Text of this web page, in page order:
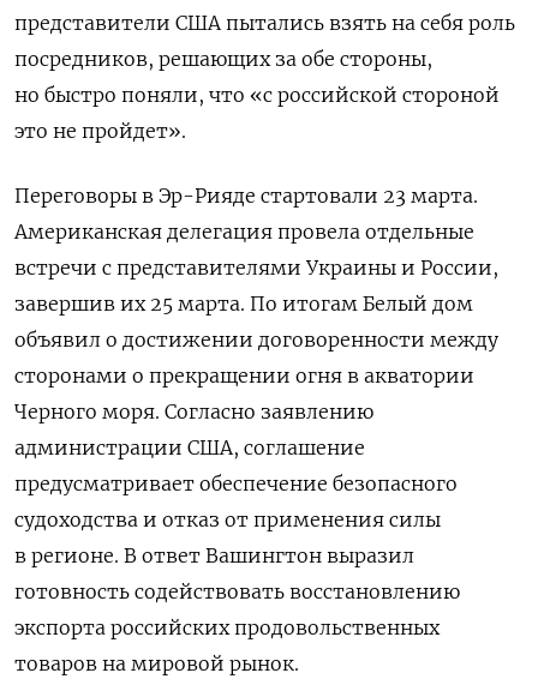
представители США пытались взять на себя роль
посредников, решающих за обе стороны,
но быстро поняли, что «с российской стороной
это не пройдет».
Переговоры в Эр-Рияде стартовали 23 марта.
Американская делегация провела отдельные
встречи с представителями Украины и России,
завершив их 25 марта. По итогам Белый дом
объявил о достижении договоренности между
сторонами о прекращении огня в акватории
Черного моря. Согласно заявлению
администрации США, соглашение
предусматривает обеспечение безопасного
судоходства и отказ от применения силы
в регионе. В ответ Вашингтон выразил
готовность содействовать восстановлению
экспорта российских продовольственных
товаров на мировой рынок.